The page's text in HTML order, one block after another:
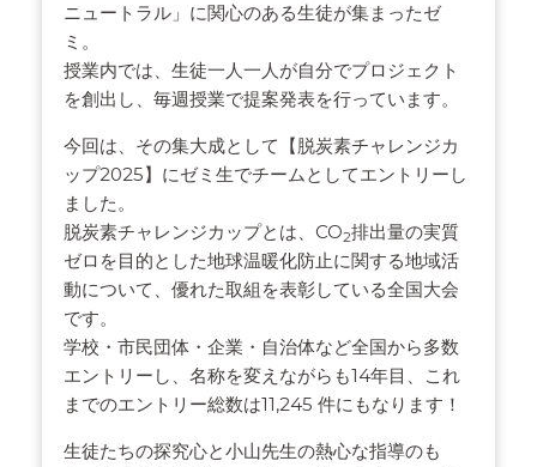
ニュートラル」に関心のある生徒が集まったゼ
ミ。
授業内では、生徒一人一人が自分でプロジェクト
を創出し、毎週授業で提案発表を行っています。
今回は、その集大成として【脱炭素チャレンジカ
ップ2025】にゼミ生でチームとしてエントリーし
ました。
脱炭素チャレンジカップとは、CO2排出量の実質
ゼロを目的とした地球温暖化防止に関する地域活
動について、優れた取組を表彰している全国大会
です。
学校・市民団体・企業・自治体など全国から多数
エントリーし、名称を変えながらも14年目、これ
までのエントリー総数は11,245 件にもなります！
生徒たちの探究心と小山先生の熱心な指導のも